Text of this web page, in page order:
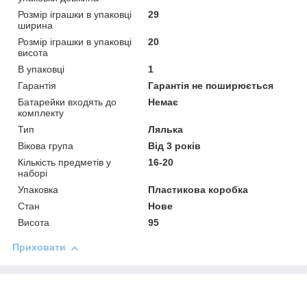
Розмір іграшки в упаковці
ширина
29
Розмір іграшки в упаковці
висота
20
В упаковці
1
Гарантія
Гарантія не поширюється
Батарейки входять до
комплекту
Немає
Тип
Лялька
Вікова група
Від 3 років
Кількість предметів у
наборі
16-20
Упаковка
Пластикова коробка
Стан
Нове
Висота
95
Приховати